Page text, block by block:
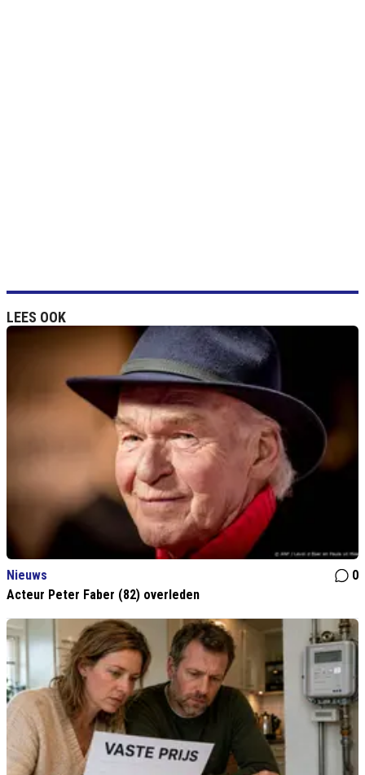
LEES OOK
Nieuws
0
Acteur Peter Faber (82) overleden